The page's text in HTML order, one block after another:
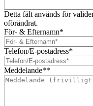
Detta fält används för
oförändrat.
För- & Efternamn*
Telefon/E-postadress*
Meddelande**